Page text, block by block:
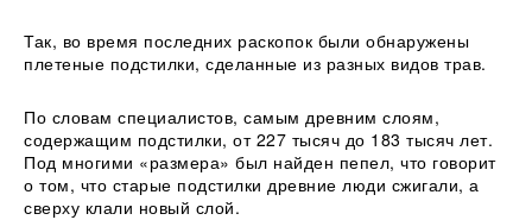
Так, во время последних раскопок были обнаружены
плетеные подстилки, сделанные из разных видов трав.
По словам специалистов, самым древним слоям,
содержащим подстилки, от 227 тысяч до 183 тысяч лет.
Под многими «размера» был найден пепел, что говорит
о том, что старые подстилки древние люди сжигали, а
сверху клали новый слой.